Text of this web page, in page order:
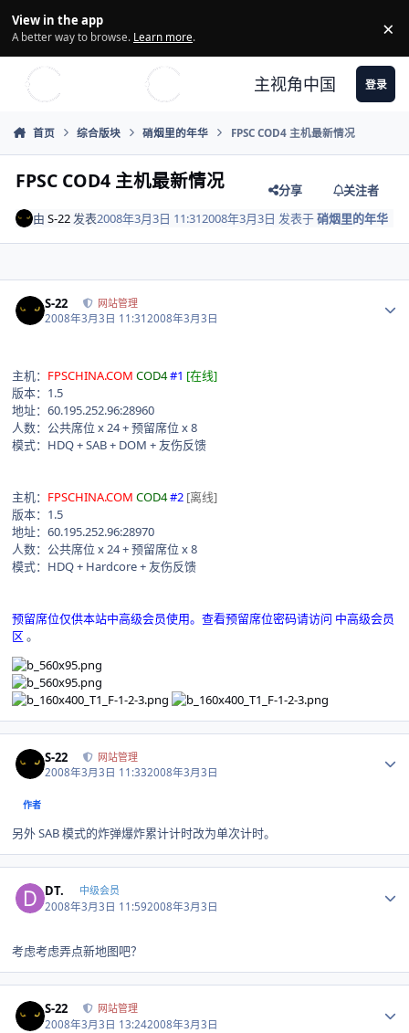
View in the app
A better way to browse. Learn more. ×
主视角中国 登录
首页 综合版块 硝烟里的年华 FPSC COD4 主机最新情况
FPSC COD4 主机最新情况 分享
关注者
由S-22 发表2008年3月3日 11:312008年3月3日 发表于硝烟里的年华
S-22 网站管理
2008年3月3日 11:312008年3月3日
主机： FPSCHINA.COM COD4#1 [在线]
版本：1.5
地址：60.195.252.96:28960
人数：公共席位 x 24 + 预留席位 x 8
模式：HDQ + SAB + DOM + 友伤反馈
主机： FPSCHINA.COM COD4#2 [离线]
版本：1.5
地址：60.195.252.96:28970
人数：公共席位 x 24 + 预留席位 x 8
模式：HDQ + Hardcore + 友伤反馈
预留席位仅供本站中高级会员使用。查看预留席位密码请访问 中高级会员
区 。
S-22 网站管理
2008年3月3日 11:332008年3月3日
作者
另外 SAB 模式的炸弹爆炸累计计时改为单次计时。
DT. 中级会员
2008年3月3日 11:592008年3月3日
考虑考虑弄点新地图吧？
S-22 网站管理
2008年3月3日 13:242008年3月3日